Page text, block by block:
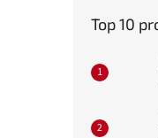
Top 10